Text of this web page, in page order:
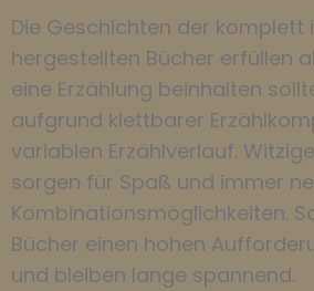
Die Geschichten der komplett
hergestellten Bücher erfüllen
eine Erzählung beinhalten
aufgrund klettbarer
variablen Erzählverlauf.
sorgen für Spaß und immer
Kombinationsmöglichkeiten.
Bücher einen hohen
und bleiben lange spannend.